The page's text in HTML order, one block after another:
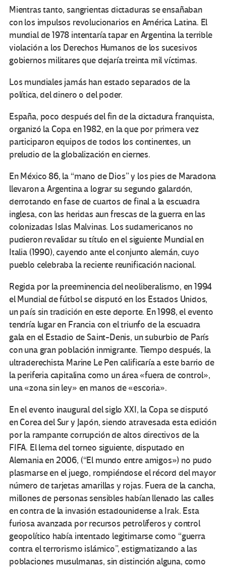
Mientras tanto, sangrientas dictaduras se ensañaban
con los impulsos revolucionarios en América Latina. El
mundial de 1978 intentaría tapar en Argentina la terrible
violación a los Derechos Humanos de los sucesivos
gobiernos militares que dejaría treinta mil víctimas.
Los mundiales jamás han estado separados de la
política, del dinero o del poder.
España, poco después del fin de la dictadura franquista,
organizó la Copa en 1982, en la que por primera vez
participaron equipos de todos los continentes, un
preludio de la globalización en ciernes.
En México 86, la “mano de Dios” y los pies de Maradona
llevaron a Argentina a lograr su segundo galardón,
derrotando en fase de cuartos de final a la escuadra
inglesa, con las heridas aun frescas de la guerra en las
colonizadas Islas Malvinas. Los sudamericanos no
pudieron revalidar su título en el siguiente Mundial en
Italia (1990), cayendo ante el conjunto alemán, cuyo
pueblo celebraba la reciente reunificación nacional.
Regida por la preeminencia del neoliberalismo, en 1994
el Mundial de fútbol se disputó en los Estados Unidos,
un país sin tradición en este deporte. En 1998, el evento
tendría lugar en Francia con el triunfo de la escuadra
gala en el Estadio de Saint-Denis, un suburbio de París
con una gran población inmigrante. Tiempo después, la
ultraderechista Marine Le Pen calificaría a este barrio de
la periferia capitalina como un área «fuera de control»,
una «zona sin ley» en manos de «escoria».
En el evento inaugural del siglo XXI, la Copa se disputó
en Corea del Sur y Japón, siendo atravesada esta edición
por la rampante corrupción de altos directivos de la
FIFA. El lema del torneo siguiente, disputado en
Alemania en 2006, (“El mundo entre amigos») no pudo
plasmarse en el juego, rompiéndose el récord del mayor
número de tarjetas amarillas y rojas. Fuera de la cancha,
millones de personas sensibles habían llenado las calles
en contra de la invasión estadounidense a Irak. Esta
furiosa avanzada por recursos petrolíferos y control
geopolítico había intentado legitimarse como “guerra
contra el terrorismo islámico”, estigmatizando a las
poblaciones musulmanas, sin distinción alguna, como